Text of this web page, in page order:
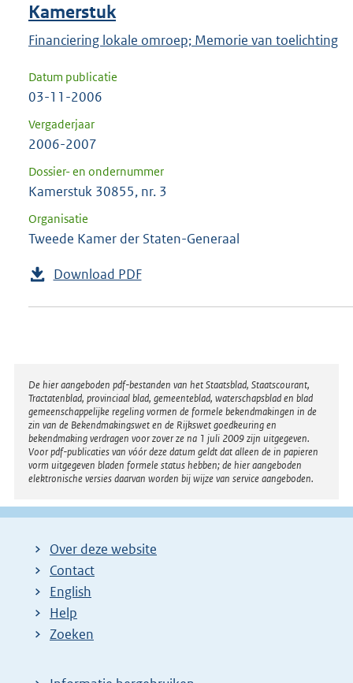
Kamerstuk
Financiering lokale omroep; Memorie van toelichting
Datum publicatie
03-11-2006
Vergaderjaar
2006-2007
Dossier- en ondernummer
Kamerstuk 30855, nr. 3
Organisatie
Tweede Kamer der Staten-Generaal
Download PDF
Disclaimer
De hier aangeboden pdf-bestanden van het Staatsblad, Staatscourant,
Tractatenblad, provinciaal blad, gemeenteblad, waterschapsblad en blad
gemeenschappelijke regeling vormen de formele bekendmakingen in de
zin van de Bekendmakingswet en de Rijkswet goedkeuring en
bekendmaking verdragen voor zover ze na 1 juli 2009 zijn uitgegeven.
Voor pdf-publicaties van vóór deze datum geldt dat alleen de in papieren
vorm uitgegeven bladen formele status hebben; de hier aangeboden
elektronische versies daarvan worden bij wijze van service aangeboden.
Over deze website
Contact
English
Help
Zoeken